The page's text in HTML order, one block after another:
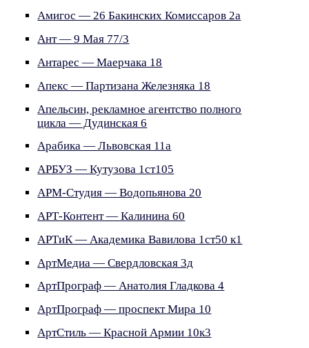
Амигос — 26 Бакинских Комиссаров 2а
Ант — 9 Мая 77/3
Антарес — Маерчака 18
Апекс — Партизана Железняка 18
Апельсин, рекламное агентство полного
цикла — Дудинская 6
Арабика — Львовская 11а
АРБУЗ — Кутузова 1ст105
АРМ-Студия — Водопьянова 20
АРТ-Контент — Калинина 60
АРТиК — Академика Вавилова 1ст50 к1
АртМедиа — Свердловская 3д
АртПрограф — Анатолия Гладкова 4
АртПрограф — проспект Мира 10
АртСтиль — Красной Армии 10к3